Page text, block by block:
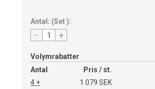
Antal: (Set):
- +
Volymrabatter
Antal
Pris / st.
4 +
1 079 SEK